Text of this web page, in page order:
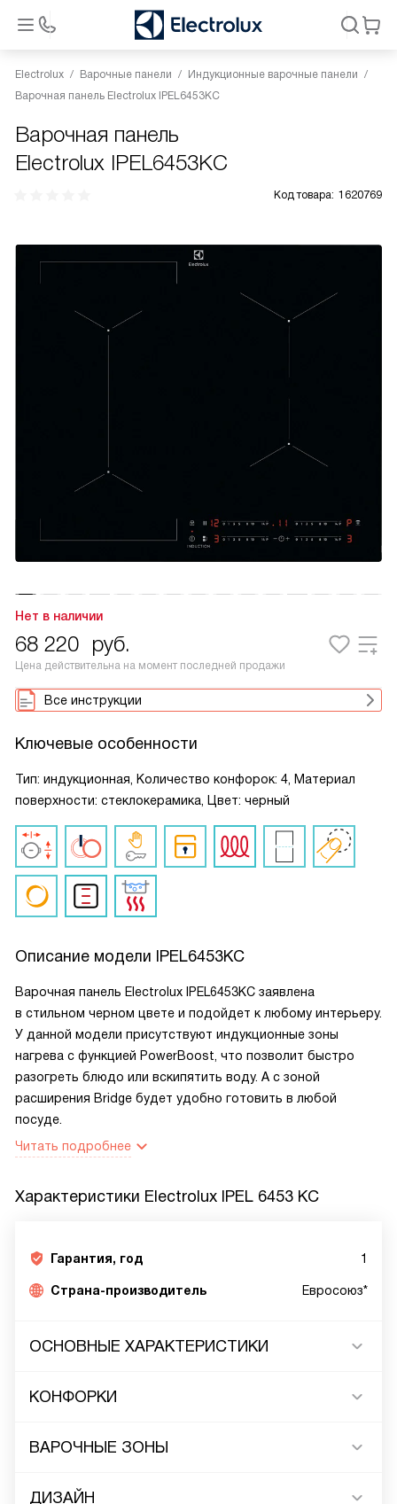
Electrolux Варочные панели
Индукционные варочные панели
Варочная панель Electrolux IPEL6453KC
Варочная панель
Electrolux IPEL6453KC
Код товара: 1620769
Нет в наличии
68 220 руб.
Цена действительна на момент последней продажи
Все инструкции
Ключевые особенности
Тип: индукционная, Количество конфорок: 4, Материал
поверхности: стеклокерамика, Цвет: черный
Описание модели IPEL6453KC
Варочная панель Electrolux IPEL6453KC заявлена
в стильном черном цвете и подойдет к любому интерьеру.
У данной модели присутствуют индукционные зоны
нагрева с функцией PowerBoost, что позволит быстро
разогреть блюдо или вскипятить воду. А с зоной
расширения Bridge будет удобно готовить в любой
посуде.
Читать подробнее
Характеристики Electrolux IPEL 6453 KC
Гарантия, год 1
Страна-производитель Евросоюз*
ОСНОВНЫЕ ХАРАКТЕРИСТИКИ
КОНФОРКИ
ВАРОЧНЫЕ ЗОНЫ
ДИЗАЙН